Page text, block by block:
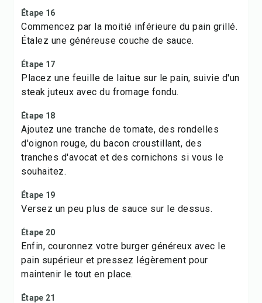
Étape 16
Commencez par la moitié inférieure du pain grillé.
Étalez une généreuse couche de sauce.
Étape 17
Placez une feuille de laitue sur le pain, suivie d'un
steak juteux avec du fromage fondu.
Étape 18
Ajoutez une tranche de tomate, des rondelles
d'oignon rouge, du bacon croustillant, des
tranches d'avocat et des cornichons si vous le
souhaitez.
Étape 19
Versez un peu plus de sauce sur le dessus.
Étape 20
Enfin, couronnez votre burger généreux avec le
pain supérieur et pressez légèrement pour
maintenir le tout en place.
Étape 21